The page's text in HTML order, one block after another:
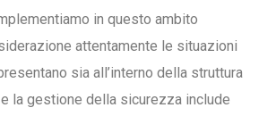
in questo ambito
attentamente le situazioni
sia all’interno della struttura
la gestione della sicurezza include